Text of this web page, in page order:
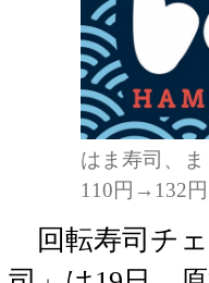
はま寿司、
110円→132
回転寿司チ